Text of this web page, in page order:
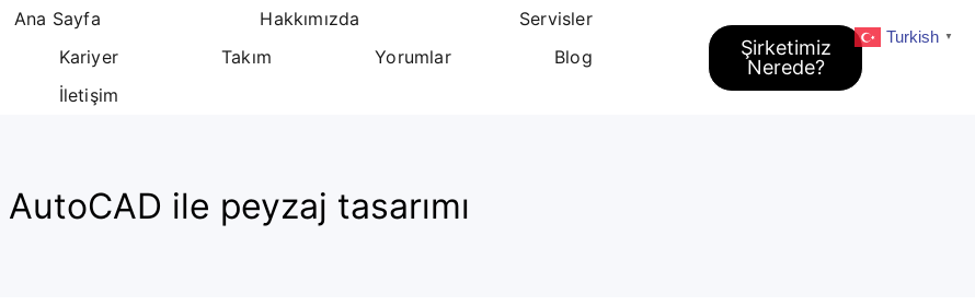
Ana Sayfa Hakkımızda
Servisler
Kariyer
Takım Yorumlar
Blog
İletişim
Şirketimiz
Nerede?
AutoCAD ile peyzaj tasarımı
Turkish ▼